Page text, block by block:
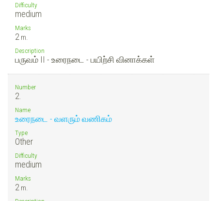
Difficulty
medium
Marks
2 m.
Description
பருவம் II - உரைநடை - பயிற்சி வினாக்கள்
Number
2.
Name
உரைநடை - வளரும் வணிகம்
Type
Other
Difficulty
medium
Marks
2 m.